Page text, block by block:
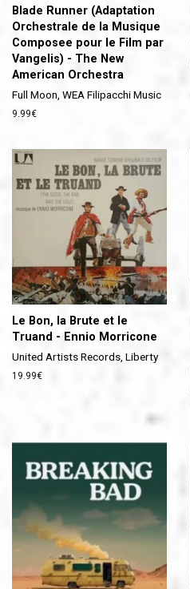
Blade Runner (Adaptation
Orchestrale de la Musique
Composee pour le Film par
Vangelis) - The New
American Orchestra
Full Moon, WEA Filipacchi Music
Prix
9.99€
Le Bon, la Brute et le
Truand - Ennio Morricone
United Artists Records, Liberty
Prix
19.99€